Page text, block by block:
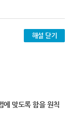
해설 닫기
에 맞도록 함을 원칙